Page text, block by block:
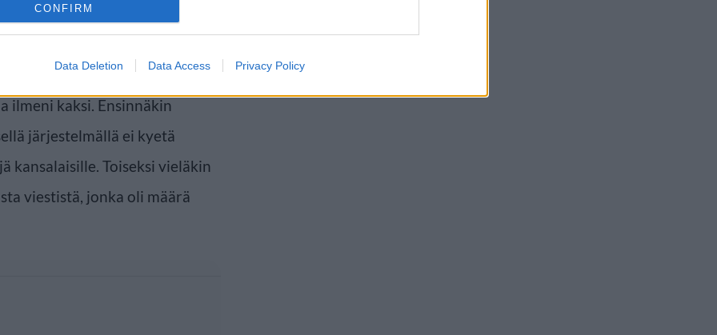
CONFIRM
Data Deletion Data Access Privacy Policy
suojainen paikka, kello
ilmeni kaksi. Ensinnäkin
järjestelmällä ei kyetä
kansalaisille. Toiseksi vieläkin
viestistä, jonka oli määrä